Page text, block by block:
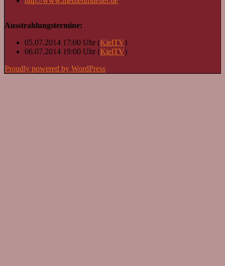
Ausstrahlungstermine:
05.07.2014 17:00 Uhr (KielTV)
06.07.2014 19:00 Uhr (KielTV)
Proudly powered by WordPress